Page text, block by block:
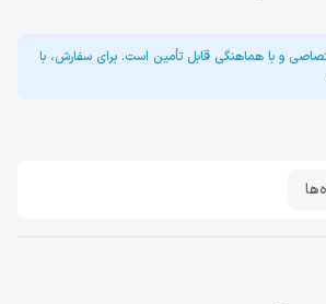
و با هماهنگی قابل تأمین است. برای سفارش، با